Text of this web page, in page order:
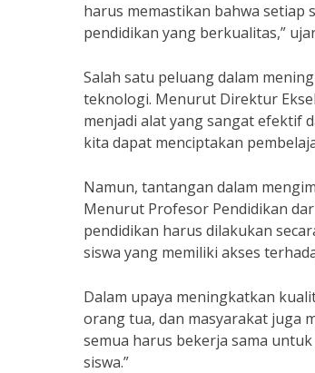
harus memastikan bahwa setiap
pendidikan yang berkualitas,”
Salah satu peluang dalam
teknologi. Menurut Direktur
menjadi alat yang sangat efektif
kita dapat menciptakan
Namun, tantangan dalam
Menurut Profesor Pendidikan
pendidikan harus dilakukan
siswa yang memiliki akses
Dalam upaya meningkatkan
orang tua, dan masyarakat juga
semua harus bekerja sama
siswa.”